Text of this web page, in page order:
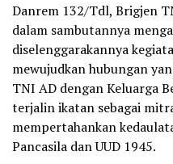
Danrem 132/Tdl, Brigjen
dalam sambutannya
diselenggarakannya
mewujudkan hubungan
TNI AD dengan Keluarga
terjalin ikatan sebagai
mempertahankan
Pancasila dan UUD 1945.